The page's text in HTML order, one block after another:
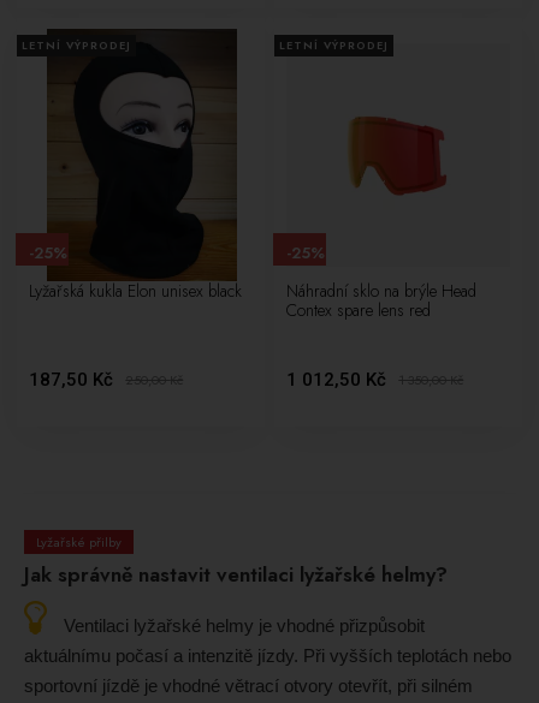
LETNÍ VÝPRODEJ
Lyžařská kukla Elon unisex black
187,50 Kč 250,00Kč
-25%
LETNÍ VÝPRODEJ
Náhradní sklo na brýle Head
Contex spare lens red
1 012,50 Kč 1 350,00Kč
-25%
Lyžařské přilby
Jak správně nastavit ventilaci lyžařské helmy?
Ventilaci lyžařské helmy je vhodné přizpůsobit
aktuálnímu počasí a intenzitě jízdy. Při vyšších teplotách nebo
sportovní jízdě je vhodné větrací otvory otevřít, při silném